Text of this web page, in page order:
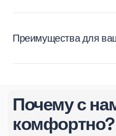
Преимущества для
Почему с
комфортно?